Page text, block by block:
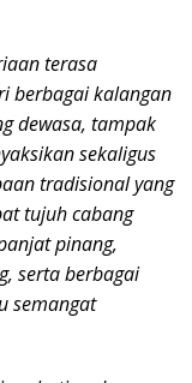
terasa
berbagai kalangan
dewasa, tampak
sekaligus
tradisional yang
tujuh cabang
pinang,
serta berbagai
semangat